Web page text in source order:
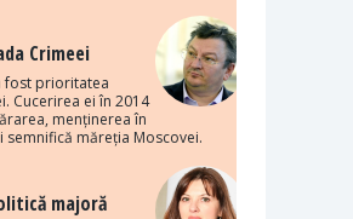
Crimeei
fost prioritatea
Cucerirea ei în 2014
menținerea în
măreția Moscovei.
majoră